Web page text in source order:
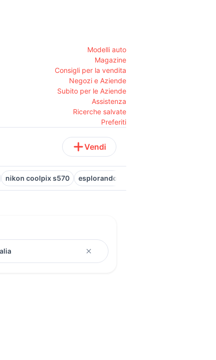
Modelli auto
Magazine
Consigli per la vendita
Negozi e Aziende
Subito per le Aziende
Assistenza
Ricerche salvate
Preferiti
Vendi
nikon coolpix s570 esplorando corpo umano vhs